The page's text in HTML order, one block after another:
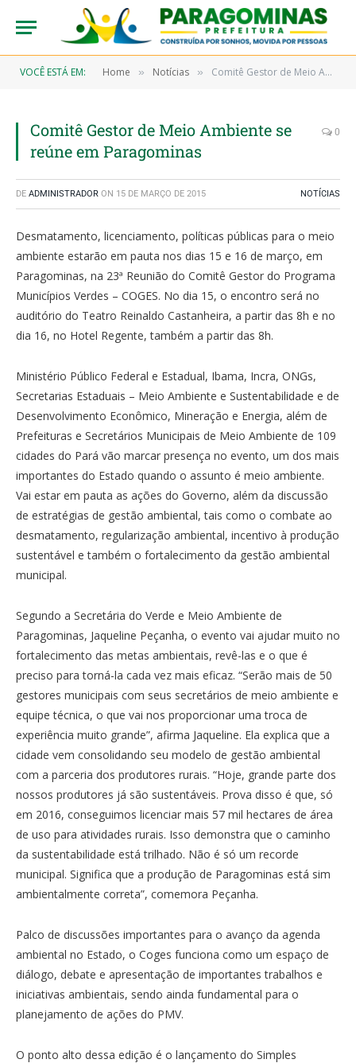
VOCÊ ESTÁ EM: Home » Notícias » Comitê Gestor de Meio Ambiente se reúne em Paragominas
Comitê Gestor de Meio Ambiente se
reúne em Paragominas
0
DE ADMINISTRADOR ON 15 DE MARÇO DE 2015 NOTÍCIAS
Desmatamento, licenciamento, políticas públicas para o meio
ambiente estarão em pauta nos dias 15 e 16 de março, em
Paragominas, na 23ª Reunião do Comitê Gestor do Programa
Municípios Verdes – COGES. No dia 15, o encontro será no
auditório do Teatro Reinaldo Castanheira, a partir das 8h e no
dia 16, no Hotel Regente, também a partir das 8h.
Ministério Público Federal e Estadual, Ibama, Incra, ONGs,
Secretarias Estaduais – Meio Ambiente e Sustentabilidade e de
Desenvolvimento Econômico, Mineração e Energia, além de
Prefeituras e Secretários Municipais de Meio Ambiente de 109
cidades do Pará vão marcar presença no evento, um dos mais
importantes do Estado quando o assunto é meio ambiente.
Vai estar em pauta as ações do Governo, além da discussão
de estratégias de gestão ambiental, tais como o combate ao
desmatamento, regularização ambiental, incentivo à produção
sustentável e também o fortalecimento da gestão ambiental
municipal.
Segundo a Secretária do Verde e Meio Ambiente de
Paragominas, Jaqueline Peçanha, o evento vai ajudar muito no
fortalecimento das metas ambientais, revê-las e o que é
preciso para torná-la cada vez mais eficaz. “Serão mais de 50
gestores municipais com seus secretários de meio ambiente e
equipe técnica, o que vai nos proporcionar uma troca de
experiência muito grande”, afirma Jaqueline. Ela explica que a
cidade vem consolidando seu modelo de gestão ambiental
com a parceria dos produtores rurais. “Hoje, grande parte dos
nossos produtores já são sustentáveis. Prova disso é que, só
em 2016, conseguimos licenciar mais 57 mil hectares de área
de uso para atividades rurais. Isso demonstra que o caminho
da sustentabilidade está trilhado. Não é só um recorde
municipal. Significa que a produção de Paragominas está sim
ambientalmente correta”, comemora Peçanha.
Palco de discussões importantes para o avanço da agenda
ambiental no Estado, o Coges funciona como um espaço de
diálogo, debate e apresentação de importantes trabalhos e
iniciativas ambientais, sendo ainda fundamental para o
planejamento de ações do PMV.
O ponto alto dessa edição é o lançamento do Simples